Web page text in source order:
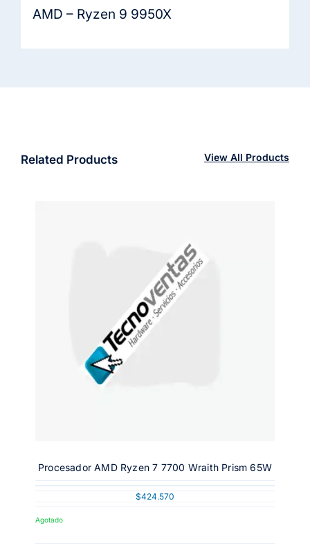
AMD – Ryzen 9 9950X
Related Products View All Products
Procesador AMD Ryzen 7 7700 Wraith Prism 65W
$424.570
Agotado